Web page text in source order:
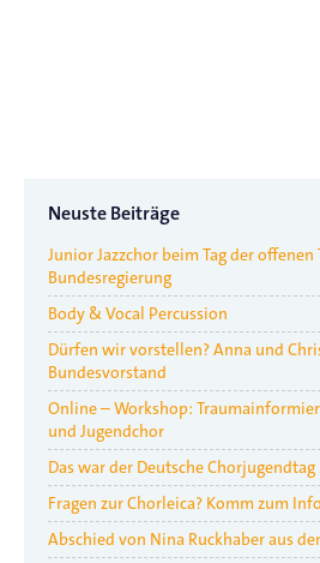
Neuste Beiträge
Junior Jazzchor beim Tag der offenen
Bundesregierung
Body & Vocal Percussion
Dürfen wir vorstellen? Anna und
Bundesvorstand
Online – Workshop:
und Jugendchor
Das war der Deutsche
Fragen zur Chorleica? Komm zum
Abschied von Nina Ruckhaber aus